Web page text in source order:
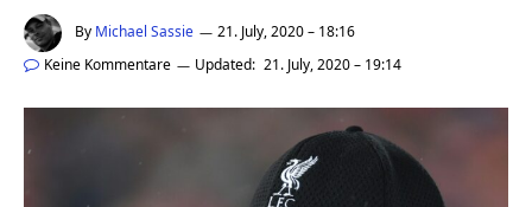
By Michael Sassie
21. July, 2020 – 18:16
Keine Kommentare
Updated: 21. July, 2020 – 19:14